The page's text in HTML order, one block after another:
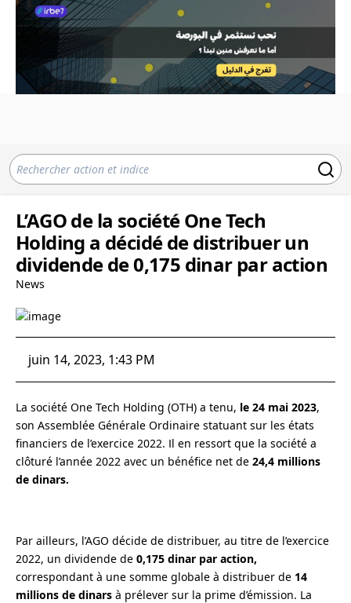
L’AGO de la société One Tech
Holding a décidé de distribuer un
dividende de 0,175 dinar par action
News
juin 14, 2023, 1:43 PM
La société One Tech Holding (OTH) a tenu, le 24 mai 2023,
son Assemblée Générale Ordinaire statuant sur les états
financiers de l’exercice 2022. Il en ressort que la société a
clôturé l’année 2022 avec un bénéfice net de 24,4 millions
de dinars.
Par ailleurs, l’AGO décide de distribuer, au titre de l’exercice
2022, un dividende de 0,175 dinar par action,
correspondant à une somme globale à distribuer de 14
millions de dinars à prélever sur la prime d’émission. La